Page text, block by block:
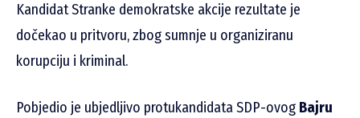
Kandidat Stranke demokratske akcije rezultate je
dočekao u pritvoru, zbog sumnje u organiziranu
korupciju i kriminal.
Pobjedio je ubjedljivo protukandidata SDP-ovog Bajru